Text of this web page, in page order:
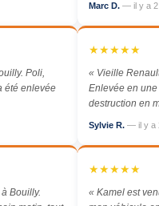
Marc D. — il y a 2
Poli,
été enlevée
★★★★★
« Vieille
Enlevée en
destruction en
Sylvie R. — il y a
Bouilly.
★★★★★
« Kamel est